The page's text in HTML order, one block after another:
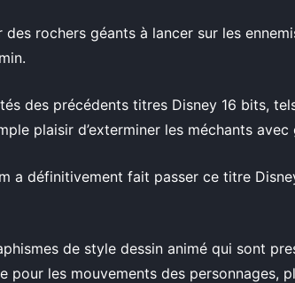
rochers géants à lancer sur les
des précédents titres Disney 16 bits,
plaisir d’exterminer les méchants avec
a définitivement fait passer ce titre
de style dessin animé qui sont
pour les mouvements des personnages,